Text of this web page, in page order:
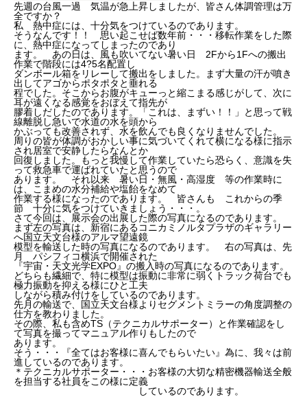
先週の台風一過 気温が急上昇しましたが、皆さん体調管理は万
全ですか？
私 熱中症には、十分気をつけているのであります。
そうなんです！！ 思い起こせば数年前・・・移転作業をした際
に、熱中症になってしまったのであり
ます。 あの日は、風も吹いてない暑い日 2Fから1Fへの搬出
作業で階段には4?5名配置し
ダンボール箱をリレーして搬出をしました。まず大量の汗が噴き
出してアゴからポタポタと垂れる
程でした。そこからお腹がキューっと縮こまる感じがして、次に
耳が遠くなる感覚をおぼえて指先が
膠着しだしたのであります。「これは、まずい！！」と思って戦
線離脱し急いで水道の水を頭から
かぶっても改善されず、水を飲んでも良くなりませんでした。
周りの皆が体調がおかしい事に気づいてくれて横になる様に指示
され居室で安静したらなんとか
回復しました。もっと我慢して作業していたら恐らく、意識を失
って救急車で運ばれていたと思うので
あります。 それ以来 暑い日・無風・高湿度 等の作業時に
は、こまめの水分補給や塩飴をなめて
作業する様になったのであります。 皆さんも これからの季
節 十分に気をつけていきましょう・・・。
さて今回は、展示会の出展した際の写真になるのであります。
まず左の写真は、新宿にあるコニカミノルタプラザのギャラリー
へ国立天文台様のアルマ望遠鏡
模型を輸送した時の写真になるのであります。 右の写真は、先
月 パシフィコ横浜で開催された
『宇宙・天文光学EXPO』の搬入時の写真になるのであります。
どちらも繊細で、特に模型は振動に非常に弱くトラック荷台でも
極力振動を抑える様にひと工夫
しながら積み付けをしているのであります。
先月の輸送で、国立天文台様よりセグメントミラーの角度調整の
仕方を教わりました。
その際、私も含めTS（テクニカルサポーター）と作業確認をし
て写真を撮ってマニュアル作りもしたので
あります。
そう・・・『全てはお客様に喜んでもらいたい』為に、我々は前
進しているのであります。
＊テクニカルサポーター・・・お客様の大切な精密機器輸送全般
を担当する社員をこの様に定義
しているのであります。